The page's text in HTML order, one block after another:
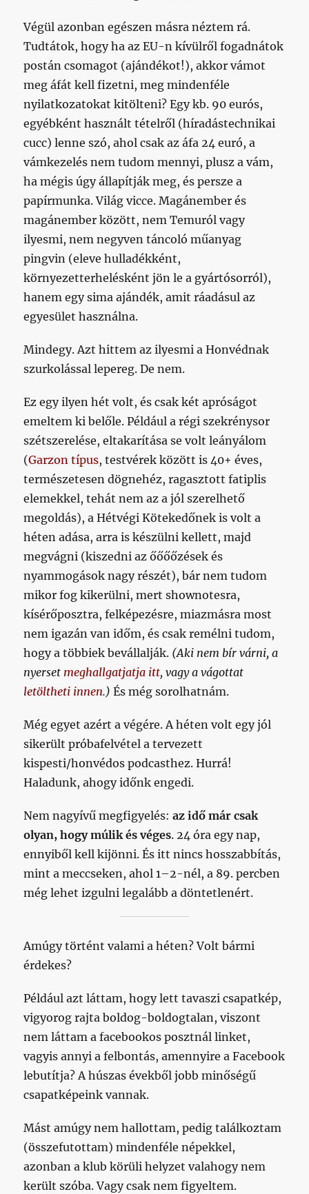
Végül azonban egészen másra néztem rá.
Tudtátok, hogy ha az EU-n kívülről fogadnátok
postán csomagot (ajándékot!), akkor vámot
meg áfát kell fizetni, meg mindenféle
nyilatkozatokat kitölteni? Egy kb. 90 eurós,
egyébként használt tételről (híradástechnikai
cucc) lenne szó, ahol csak az áfa 24 euró, a
vámkezelés nem tudom mennyi, plusz a vám,
ha mégis úgy állapítják meg, és persze a
papírmunka. Világ vicce. Magánember és
magánember között, nem Temuról vagy
ilyesmi, nem negyven táncoló műanyag
pingvin (eleve hulladékként,
környezetterhelésként jön le a gyártósorról),
hanem egy sima ajándék, amit ráadásul az
egyesület használna.
Mindegy. Azt hittem az ilyesmi a Honvédnak
szurkolással lepereg. De nem.
Ez egy ilyen hét volt, és csak két apróságot
emeltem ki belőle. Például a régi szekrénysor
szétszerelése, eltakarítása se volt leányálom
(Garzon típus, testvérek között is 40+ éves,
természetesen dögnehéz, ragasztott fatiplis
elemekkel, tehát nem az a jól szerelhető
megoldás), a Hétvégi Kötekedőnek is volt a
héten adása, arra is készülni kellett, majd
megvágni (kiszedni az őőőőzések és
nyammogások nagy részét), bár nem tudom
mikor fog kikerülni, mert shownotesra,
kísérőposztra, felképezésre, miazmásra most
nem igazán van időm, és csak remélni tudom,
hogy a többiek bevállalják. (Aki nem bír várni, a
nyerset meghallgatjatja itt, vagy a vágottat
letöltheti innen.) És még sorolhatnám.
Még egyet azért a végére. A héten volt egy jól
sikerült próbafelvétel a tervezett
kispesti/honvédos podcasthez. Hurrá!
Haladunk, ahogy időnk engedi.
Nem nagyívű megfigyelés:az idő már csak
olyan, hogy múlik és véges. 24 óra egy nap,
ennyiből kell kijönni. És itt nincs hosszabbítás,
mint a meccseken, ahol 1–2-nél, a 89. percben
még lehet izgulni legalább a döntetlenért.
Amúgy történt valami a héten? Volt bármi
érdekes?
Például azt láttam, hogy lett tavaszi csapatkép,
vigyorog rajta boldog-boldogtalan, viszont
nem láttam a facebookos posztnál linket,
vagyis annyi a felbontás, amennyire a Facebook
lebutítja? A húszas évekből jobb minőségű
csapatképeink vannak.
Mást amúgy nem hallottam, pedig találkoztam
(összefutottam) mindenféle népekkel,
azonban a klub körüli helyzet valahogy nem
került szóba. Vagy csak nem figyeltem.